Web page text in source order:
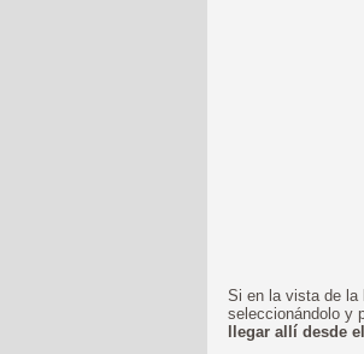
Si en la vista de la
seleccionándolo y
llegar allí desde